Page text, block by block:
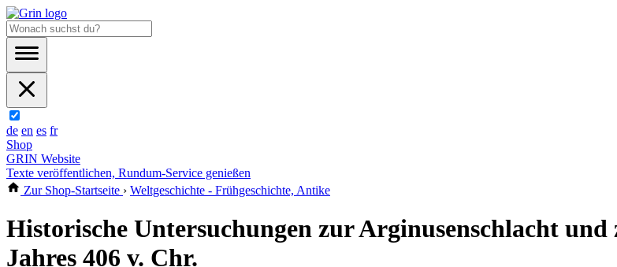
de en es fr
Shop
GRIN Website
Texte veröffentlichen, Rundum-Service genießen
Zur Shop-Startseite › Weltgeschichte - Frühgeschichte, Antike
Historische Untersuchungen zur Arginusenschlacht und
Jahres 406 v. Chr.